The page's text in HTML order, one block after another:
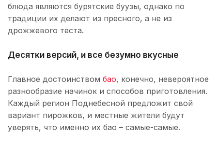
блюда являются бурятские буузы, однако по
традиции их делают из пресного, а не из
дрожжевого теста.
Десятки версий, и все безумно вкусные
Главное достоинством бао, конечно, невероятное
разнообразие начинок и способов приготовления.
Каждый регион Поднебесной предложит свой
вариант пирожков, и местные жители будут
уверять, что именно их бао – самые-самые.